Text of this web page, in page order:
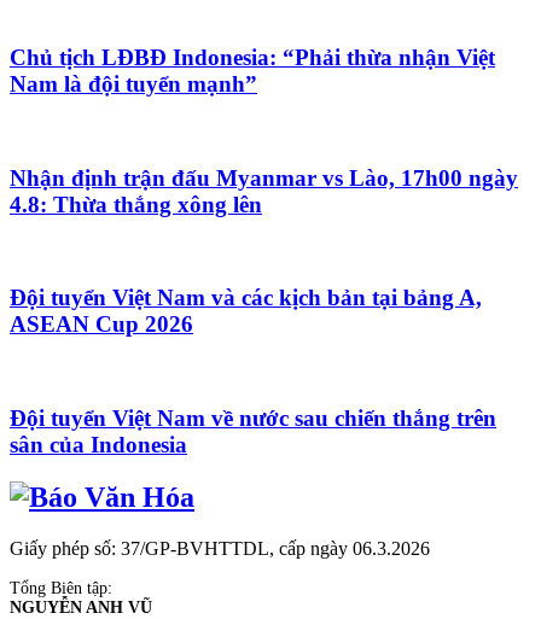
Chủ tịch LĐBĐ Indonesia: “Phải thừa nhận Việt
Nam là đội tuyển mạnh”
Nhận định trận đấu Myanmar vs Lào, 17h00 ngày
4.8: Thừa thắng xông lên
Đội tuyển Việt Nam và các kịch bản tại bảng A,
ASEAN Cup 2026
Đội tuyển Việt Nam về nước sau chiến thắng trên
sân của Indonesia
Giấy phép số: 37/GP-BVHTTDL, cấp ngày 06.3.2026
Tổng Biên tập:
NGUYỄN ANH VŨ